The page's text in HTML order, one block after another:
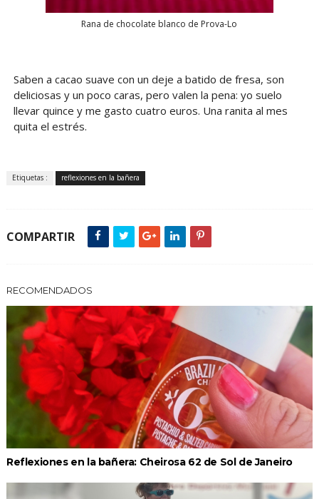
Rana de chocolate blanco de Prova-Lo
Saben a cacao suave con un deje a batido de fresa, son
deliciosas y un poco caras, pero valen la pena: yo suelo
llevar quince y me gasto cuatro euros. Una ranita al mes
quita el estrés.
Etiquetas : reflexiones en la bañera
COMPARTIR
RECOMENDADOS
Reflexiones en la bañera: Cheirosa 62 de Sol de Janeiro